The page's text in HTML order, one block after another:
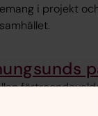
i projekt
vi har olika